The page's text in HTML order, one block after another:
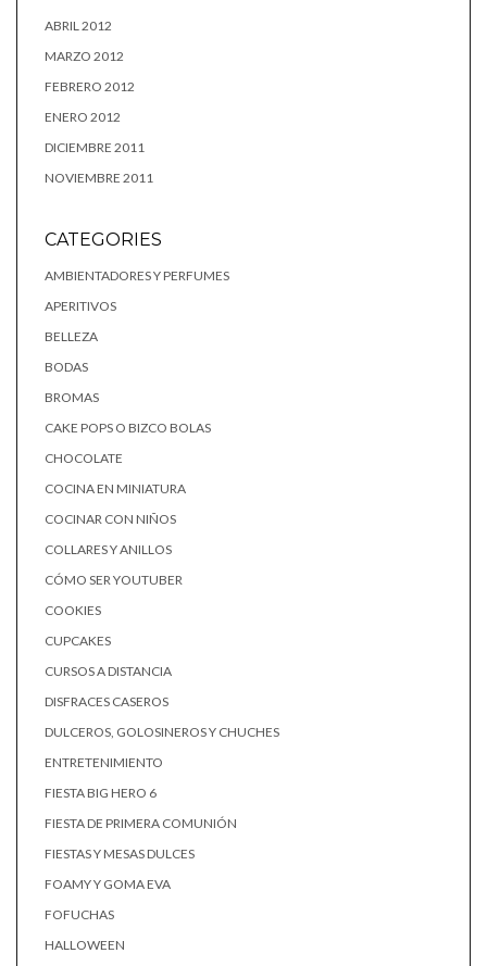
ABRIL 2012
MARZO 2012
FEBRERO 2012
ENERO 2012
DICIEMBRE 2011
NOVIEMBRE 2011
CATEGORIES
AMBIENTADORES Y PERFUMES
APERITIVOS
BELLEZA
BODAS
BROMAS
CAKE POPS O BIZCO BOLAS
CHOCOLATE
COCINA EN MINIATURA
COCINAR CON NIÑOS
COLLARES Y ANILLOS
CÓMO SER YOUTUBER
COOKIES
CUPCAKES
CURSOS A DISTANCIA
DISFRACES CASEROS
DULCEROS, GOLOSINEROS Y CHUCHES
ENTRETENIMIENTO
FIESTA BIG HERO 6
FIESTA DE PRIMERA COMUNIÓN
FIESTAS Y MESAS DULCES
FOAMY Y GOMA EVA
FOFUCHAS
HALLOWEEN